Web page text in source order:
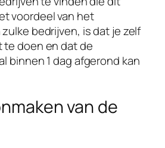
voordeel van het
bedrijven, is dat je zelf
doen en dat de
binnen 1 dag afgerond kan
van de